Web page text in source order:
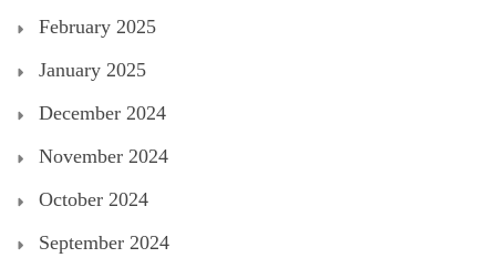
February 2025
January 2025
December 2024
November 2024
October 2024
September 2024